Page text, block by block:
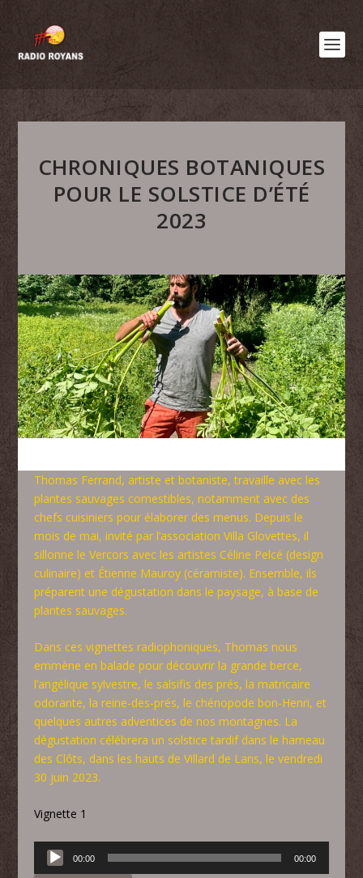
CHRONIQUES BOTANIQUES
POUR LE SOLSTICE D’ÉTÉ
2023
Thomas Ferrand, artiste et botaniste, travaille avec les
plantes sauvages comestibles, notamment avec des
chefs cuisiniers pour élaborer des menus. Depuis le
mois de mai, invité par l’association Villa Glovettes, il
sillonne le Vercors avec les artistes Céline Pelcé (design
culinaire) et Étienne Mauroy (céramiste). Ensemble, ils
préparent une dégustation dans le paysage, à base de
plantes sauvages.
Dans ces vignettes radiophoniques, Thomas nous
emmène en balade pour découvrir la grande berce,
l’angélique sylvestre, le salsifis des prés, la matricaire
odorante, la reine-des-prés, le chénopode bon-Henri, et
quelques autres adventices de nos montagnes. La
dégustation célébrera un solstice tardif dans le hameau
des Clôts, dans les hauts de Villard de Lans, le vendredi
30 juin 2023.
Vignette 1
Lecteur
audio
00:00 00:00